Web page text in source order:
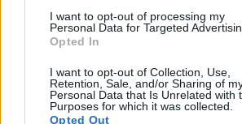
I want to opt-out of processing my
Personal Data for Targeted
Opted In
I want to opt-out of Collection, Use,
Retention, Sale, and/or Sharing of
Personal Data that Is Unrelated with
Purposes for which it was collected.
Opted Out
forbindelser undertrykker enzymer
utløser hevelse. Arthritis
Forskning viser også at
matvarer som hvitløk reduserer IL-6